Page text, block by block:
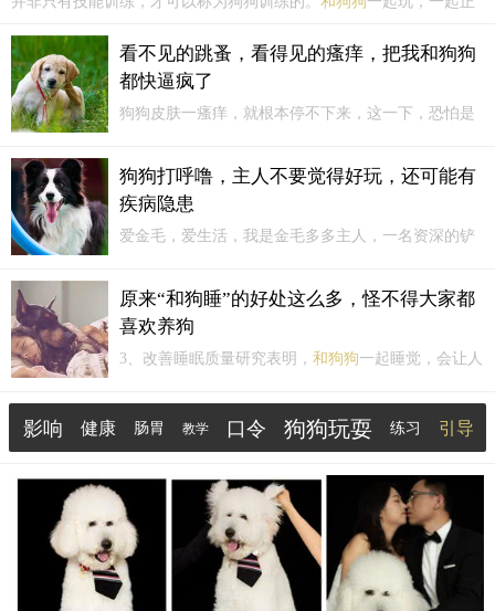
了。不少狗主人在玩的时候，完全没有给狗狗制定规则，玩得毫无分
寸而言，这就很容易养成狗狗喜欢咬人的习惯。
看不见的跳蚤，看得见的瘙痒，把我和狗狗
都快逼疯了
狗狗皮肤一瘙痒，就根本停不下来，这一下，恐怕是
病，那么常见的原因有哪些呢？一、狗狗瘙痒的原因
1、跳蚤导致狗狗瘙痒跳蚤，是狗狗瘙痒的最常见原
因。无论什...
狗狗打呼噜，主人不要觉得好玩，还可能有
疾病隐患
爱金毛，爱生活，我是金毛多多主人，一名资深的铲
觉总是打呼噜，而且声音也比较大。总感觉狗狗可能
是睡得太熟。所以才会打呼噜。
原来“和狗睡”的好处这么多，怪不得大家都
喜欢养狗
3、改善睡眠质量研究表明， 和狗狗一起睡觉，会让人
脑电波释放，而这个脑电波可以让你睡得更沉，可以
帮助提高你的睡眠质量。而且跟狗狗一起睡觉，抚摸
着狗狗，可以缓解人的压力和焦虑，让心情变得更加
平和，那...
影响 健康 肠胃 教学 口令 狗狗玩耍 练习 引导
催产 伴侣犬